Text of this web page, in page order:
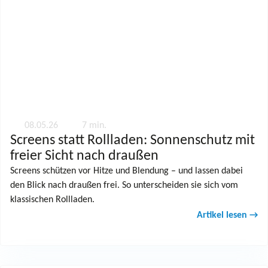
08.05.26 7 min.
Screens statt Rollladen: Sonnenschutz mit
freier Sicht nach draußen
Screens schützen vor Hitze und Blendung – und lassen dabei
den Blick nach draußen frei. So unterscheiden sie sich vom
klassischen Rollladen.
Artikel lesen →